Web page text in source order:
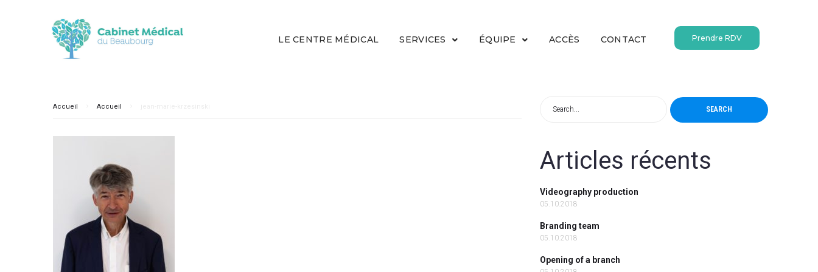
LE CENTRE MÉDICAL SERVICES ÉQUIPE ACCÈS CONTACT Prendre RDV
Accueil Accueil SEARCH
Articles récents
Videography production
05.10.2018
Branding team
05.10.2018
Opening of a branch